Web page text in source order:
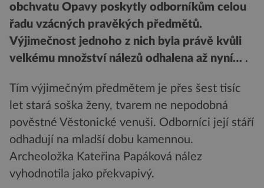
obchvatu Opavy poskytly odborníkům celou
řadu vzácných pravěkých předmětů.
Výjimečnost jednoho z nich byla právě kvůli
velkému množství nálezů odhalena až nyní… .
Tím výjimečným předmětem je přes šest tisíc
let stará soška ženy, tvarem ne nepodobná
pověstné Věstonické venuši. Odborníci její stáří
odhadují na mladší dobu kamennou.
Archeoložka Kateřina Papáková nález
vyhodnotila jako překvapivý.